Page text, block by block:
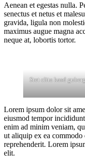
Aenean et egestas nulla.
senectus et netus et
gravida, ligula non
maximus augue magna
neque at, lobortis tortor.
Stet clita kasd
Lorem ipsum dolor sit
eiusmod tempor
enim ad minim veniam,
ut aliquip ex ea
reprehenderit. Lorem
elit.